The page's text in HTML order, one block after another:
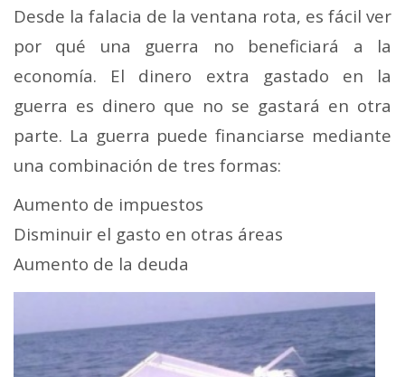
Desde la falacia de la ventana rota, es fácil ver
por qué una guerra no beneficiará a la
economía. El dinero extra gastado en la
guerra es dinero que no se gastará en otra
parte. La guerra puede financiarse mediante
una combinación de tres formas:
Aumento de impuestos
Disminuir el gasto en otras áreas
Aumento de la deuda